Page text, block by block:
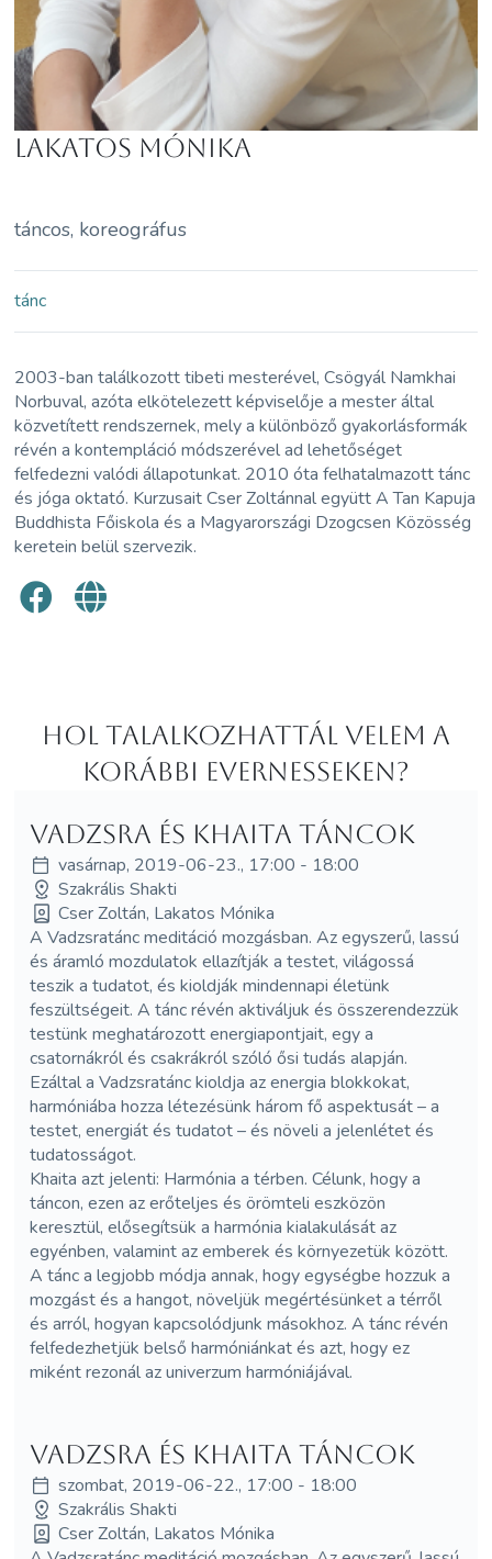
Lakatos Mónika
táncos, koreográfus
tánc
2003-ban találkozott tibeti mesterével, Csögyál Namkhai
Norbuval, azóta elkötelezett képviselője a mester által
közvetített rendszernek, mely a különböző gyakorlásformák
révén a kontempláció módszerével ad lehetőséget
felfedezni valódi állapotunkat. 2010 óta felhatalmazott tánc
és jóga oktató. Kurzusait Cser Zoltánnal együtt A Tan Kapuja
Buddhista Főiskola és a Magyarországi Dzogcsen Közösség
keretein belül szervezik.
Hol Talalkozhattál velem a
korábbi Evernesseken?
Vadzsra és Khaita Táncok
vasárnap, 2019-06-23., 17:00 - 18:00
Szakrális Shakti
Cser Zoltán, Lakatos Mónika
A Vadzsratánc meditáció mozgásban. Az egyszerű, lassú
és áramló mozdulatok ellazítják a testet, világossá
teszik a tudatot, és kioldják mindennapi életünk
feszültségeit. A tánc révén aktiváljuk és összerendezzük
testünk meghatározott energiapontjait, egy a
csatornákról és csakrákról szóló ősi tudás alapján.
Ezáltal a Vadzsratánc kioldja az energia blokkokat,
harmóniába hozza létezésünk három fő aspektusát – a
testet, energiát és tudatot – és növeli a jelenlétet és
tudatosságot.
Khaita azt jelenti: Harmónia a térben. Célunk, hogy a
táncon, ezen az erőteljes és örömteli eszközön
keresztül, elősegítsük a harmónia kialakulását az
egyénben, valamint az emberek és környezetük között.
A tánc a legjobb módja annak, hogy egységbe hozzuk a
mozgást és a hangot, növeljük megértésünket a térről
és arról, hogyan kapcsolódjunk másokhoz. A tánc révén
felfedezhetjük belső harmóniánkat és azt, hogy ez
miként rezonál az univerzum harmóniájával.
Vadzsra és Khaita Táncok
szombat, 2019-06-22., 17:00 - 18:00
Szakrális Shakti
Cser Zoltán, Lakatos Mónika